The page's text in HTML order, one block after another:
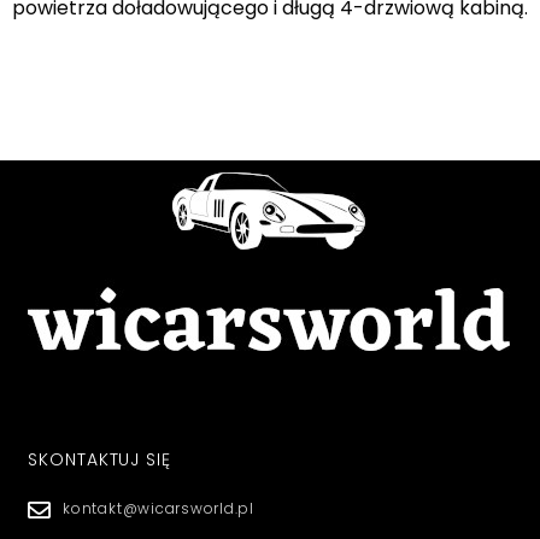
powietrza doładowującego i długą 4-drzwiową kabiną.
SKONTAKTUJ SIĘ
kontakt@wicarsworld.pl